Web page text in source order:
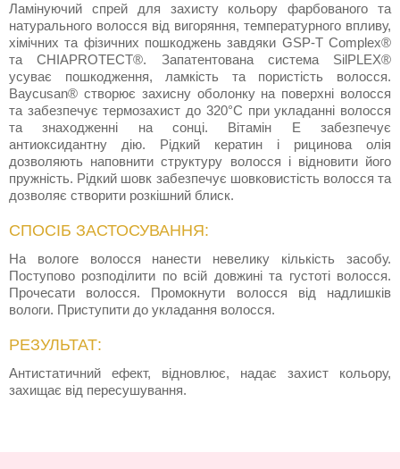
Ламінуючий спрей для захисту кольору фарбованого та
натурального волосся від вигоряння, температурного впливу,
хімічних та фізичних пошкоджень завдяки GSP-T Complex®
та CHIAPROTECT®. Запатентована система SilPLEX®
усуває пошкодження, ламкість та пористість волосся.
Baycusan® створює захисну оболонку на поверхні волосся
та забезпечує термозахист до 320°С при укладанні волосся
та знаходженні на сонці. Вітамін E забезпечує
антиоксидантну дію. Рідкий кератин і рицинова олія
дозволяють наповнити структуру волосся і відновити його
пружність. Рідкий шовк забезпечує шовковистість волосся та
дозволяє створити розкішний блиск.
СПОСІБ ЗАСТОСУВАННЯ:
На вологе волосся нанести невелику кількість засобу.
Поступово розподілити по всій довжині та густоті волосся.
Прочесати волосся. Промокнути волосся від надлишків
вологи. Приступити до укладання волосся.
РЕЗУЛЬТАТ:
Антистатичний ефект, відновлює, надає захист кольору,
захищає від пересушування.